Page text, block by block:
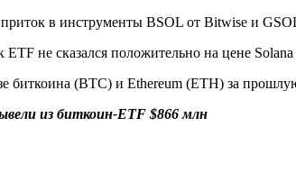
в инструменты BSOL от Bitwise и
не сказался положительно на цене
биткоина (BTC) и Ethereum (ETH) за
из биткоин-ETF $866 млн